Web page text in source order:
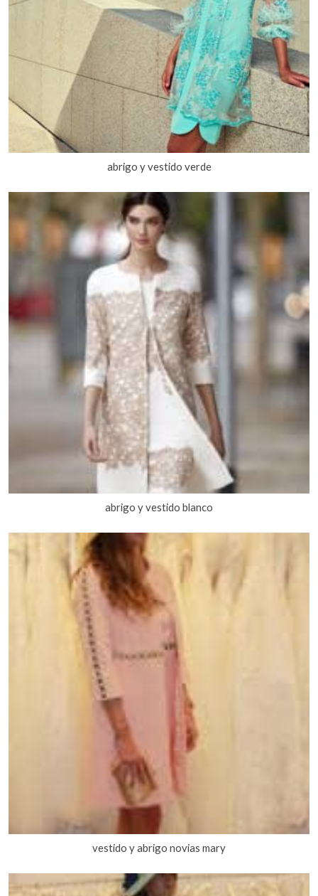
abrigo y vestido verde
abrigo y vestido blanco
vestido y abrigo novias mary